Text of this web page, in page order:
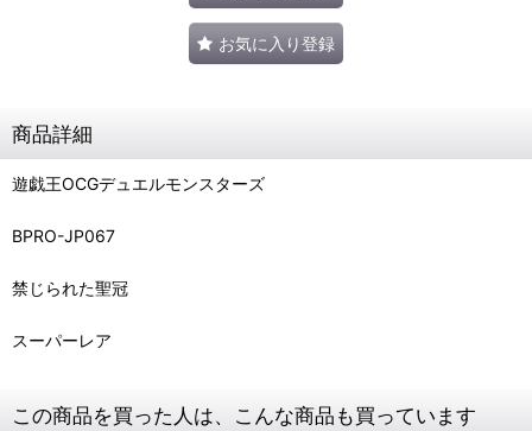
お気に入り登録
商品詳細
遊戯王OCGデュエルモンスターズ
BPRO-JP067
禁じられた聖冠
スーパーレア
この商品を買った人は、こんな商品も買っています